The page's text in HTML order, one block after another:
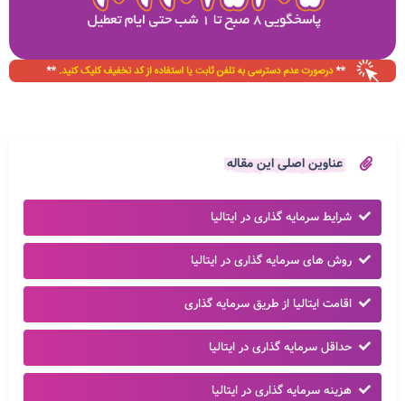
عناوین اصلی این مقاله
شرایط سرمایه گذاری در ایتالیا
روش های سرمایه گذاری در ایتالیا
اقامت ایتالیا از طریق سرمایه گذاری
حداقل سرمایه گذاری در ایتالیا
هزینه سرمایه گذاری در ایتالیا